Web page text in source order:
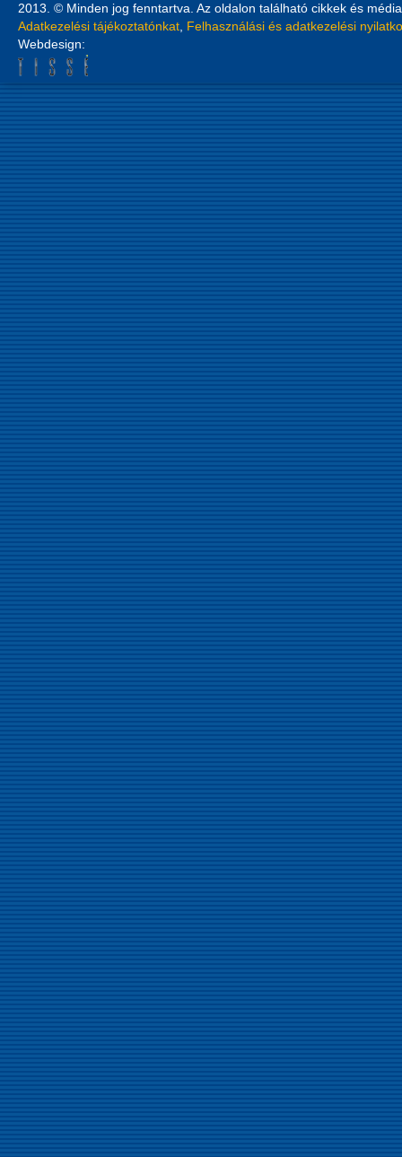
2013. © Minden jog fenntartva. Az oldalon található cikkek és
Adatkezelési tájékoztatónkat Felhasználási és adatkezelési
Webdesign: